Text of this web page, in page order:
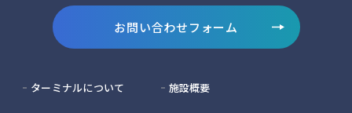
お問い合わせフォーム
ターミナルについて 施設概要